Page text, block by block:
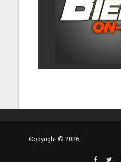
Copyright © 2026.